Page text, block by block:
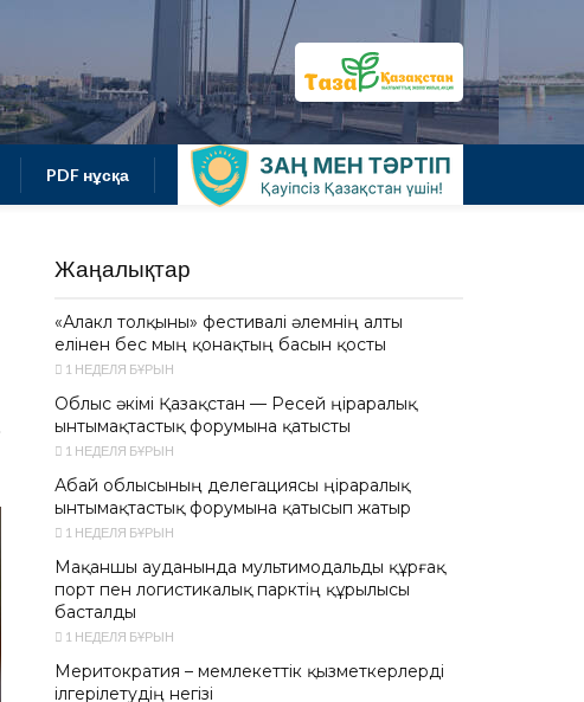
PDF нұсқа
Жаңалықтар
«Алакөл толқыны» фестивалі әлемнің алты
елінен бес мың қонақтың басын қосты
1 НЕДЕЛЯ БҰРЫН
Облыс әкімі Қазақстан — Ресей өңіраралық
ынтымақтастық форумына қатысты
1 НЕДЕЛЯ БҰРЫН
Абай облысының делегациясы өңіраралық
ынтымақтастық форумына қатысып жатыр
1 НЕДЕЛЯ БҰРЫН
Мақаншы ауданында мультимодальды құрғақ
порт пен логистикалық парктің құрылысы
басталды
1 НЕДЕЛЯ БҰРЫН
Меритократия – мемлекеттік қызметкерлерді
ілгерілетудің негізі